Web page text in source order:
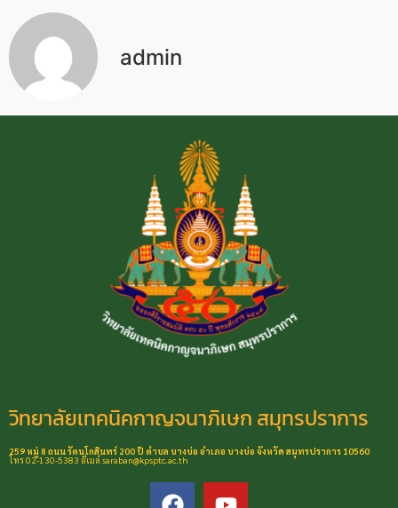
admin
วิทยาลัยเทคนิคกาญจนาภิเษก สมุทรปราการ
259 หมู่ 8 ถนน รัตนโกสินทร์ 200 ปี ตำบล บางบ่อ อำเภอ บางบ่อ จังหวัด สมุทรปราการ 10560
โทร 02-130-5383 อีเมล์ saraban@kpsptc.ac.th